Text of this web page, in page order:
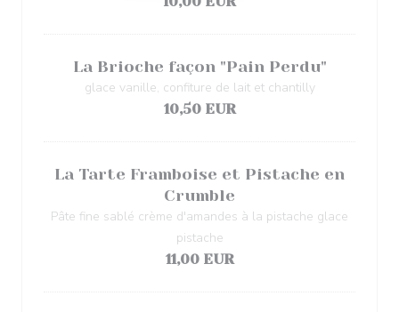
La Brioche façon "Pain Perdu"
glace vanille, confiture de lait et chantilly
10,50 EUR
La Tarte Framboise et Pistache en
Crumble
Pâte fine sablé crème d'amandes à la pistache glace
pistache
11,00 EUR